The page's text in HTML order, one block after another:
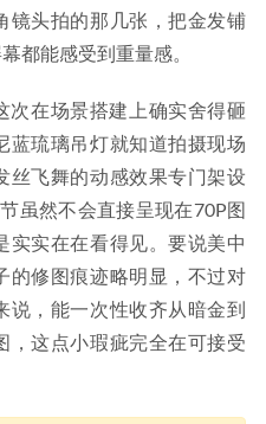
镜头拍的那几张，把金发铺
都能感受到重量感。
次在场景搭建上确实舍得砸
蓝琉璃吊灯就知道拍摄现场
丝飞舞的动感效果专门架设
虽然不会直接呈现在70P图
实实在在看得见。要说美中
的修图痕迹略明显，不过对
说，能一次性收齐从暗金到
，这点小瑕疵完全在可接受